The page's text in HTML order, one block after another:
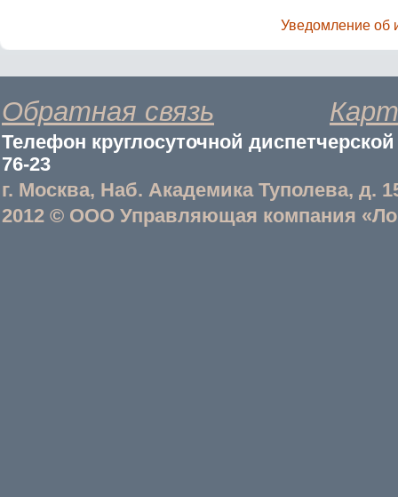
Уведомление об
Обратная связь
Телефон круглосуточной
76-23
г. Москва, Наб. Академика Туполева, д.
2012 © ООО Управляющая компания